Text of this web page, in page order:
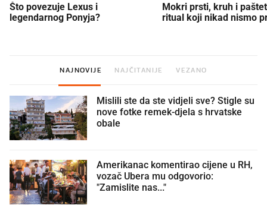
Što povezuje Lexus i
legendarnog Ponyja?
Mokri prsti, kruh i
ritual koji nikad nismo
NAJNOVIJE NAJČITANIJE VEZANO
Mislili ste da ste vidjeli sve? Stigle su
nove fotke remek-djela s hrvatske
obale
Amerikanac komentirao cijene u RH,
vozač Ubera mu odgovorio:
"Zamislite nas..."